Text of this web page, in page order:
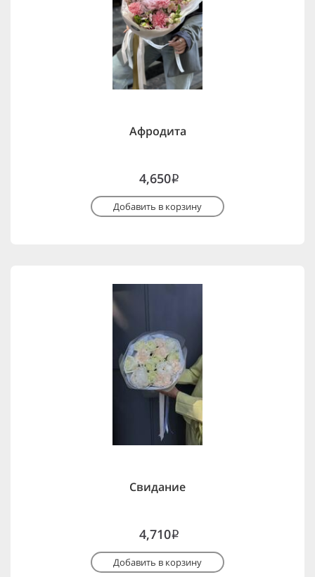
Афродита
4,650i
Добавить в корзину
Свидание
4,710i
Добавить в корзину